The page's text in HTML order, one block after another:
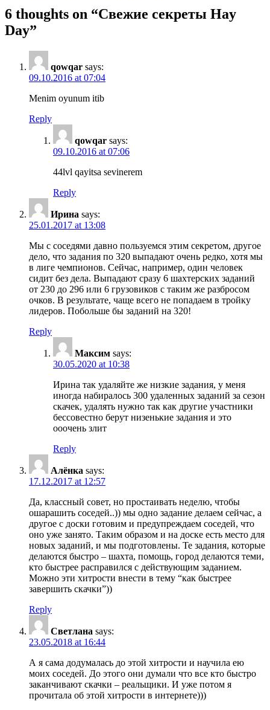
6 thoughts on “Свежие секреты Hay
Day”
qowqar says:
09.10.2016 at 07:04
Menim oyunum itib
Reply
qowqar says:
09.10.2016 at 07:06
44lvl qayitsa sevinerem
Reply
Ирина says:
25.01.2017 at 13:08
Мы с соседями давно пользуемся этим секретом, другое
дело, что задания по 320 выпадают очень редко, хотя мы
в лиге чемпионов. Сейчас, например, один человек
сидит без дела. Выпадают сразу 6 шахтерских заданий
от 230 до 296 или 6 грузовиков с таким же разбросом
очков. В результате, чаще всего не попадаем в тройку
лидеров. Побольше бы заданий на 320!
Reply
Максим says:
30.05.2020 at 10:38
Ирина так удаляйте же низкие задания, у меня
иногда набиралось 300 удаленных заданий за сезон
скачек, удалять нужно так как другие участники
бессовестно берут низенькие задания и это
ооочень злит
Reply
Алёнка says:
17.12.2017 at 12:57
Да, классный совет, но простаивать неделю, чтобы
ошарашить соседей..)) мы одно задание делаем сейчас, а
другое с доски готовим и предупреждаем соседей, что
оно уже занято. Таким образом и на доске есть место для
новых заданий, и мы подготовлены. Те задания, которые
делаются быстро – шахта, помощь, город делаются теми,
кто быстрее расправился с действующим заданием.
Можно эти хитрости внести в тему “как быстрее
завершить скачки”))
Reply
Светлана says:
23.05.2018 at 16:44
А я сама додумалась до этой хитрости и научила ею
моих соседей. До этого они думали что все кто быстро
заканчивают скачки – реальщики. И уже потом я
прочитала об этой хитрости в интернете)))